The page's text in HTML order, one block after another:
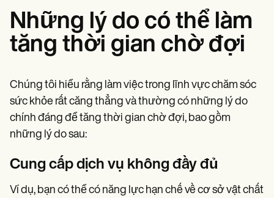
Những lý do có thể làm
tăng thời gian chờ đợi
Chúng tôi hiểu rằng làm việc trong lĩnh vực chăm sóc
sức khỏe rất căng thẳng và thường có những lý do
chính đáng để tăng thời gian chờ đợi, bao gồm
những lý do sau:
Cung cấp dịch vụ không đầy đủ
Ví dụ, bạn có thể có năng lực hạn chế về cơ sở vật chất